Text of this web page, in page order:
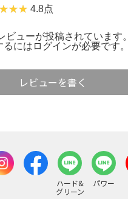
4.8点
ビューが投稿されています。
るには ログインが必要です。
レビューを書く
ハード&
グリーン
パワー